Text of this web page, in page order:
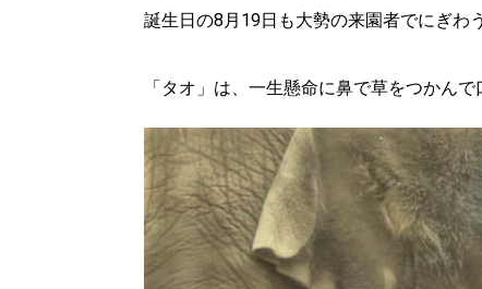
誕生日の8月19日も大勢の来園者でにぎわ
「タオ」は、一生懸命に鼻で草をつかんで